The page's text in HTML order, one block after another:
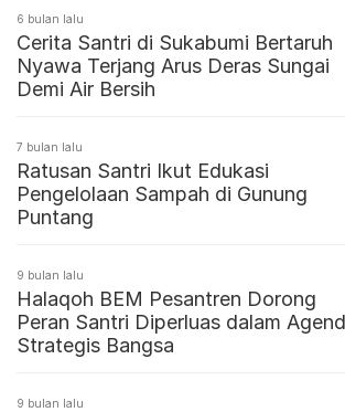
6 bulan lalu
Cerita Santri di Sukabumi Bertaruh
Nyawa Terjang Arus Deras Sungai
Demi Air Bersih
7 bulan lalu
Ratusan Santri Ikut Edukasi
Pengelolaan Sampah di Gunung
Puntang
9 bulan lalu
Halaqoh BEM Pesantren Dorong
Peran Santri Diperluas dalam
Strategis Bangsa
9 bulan lalu